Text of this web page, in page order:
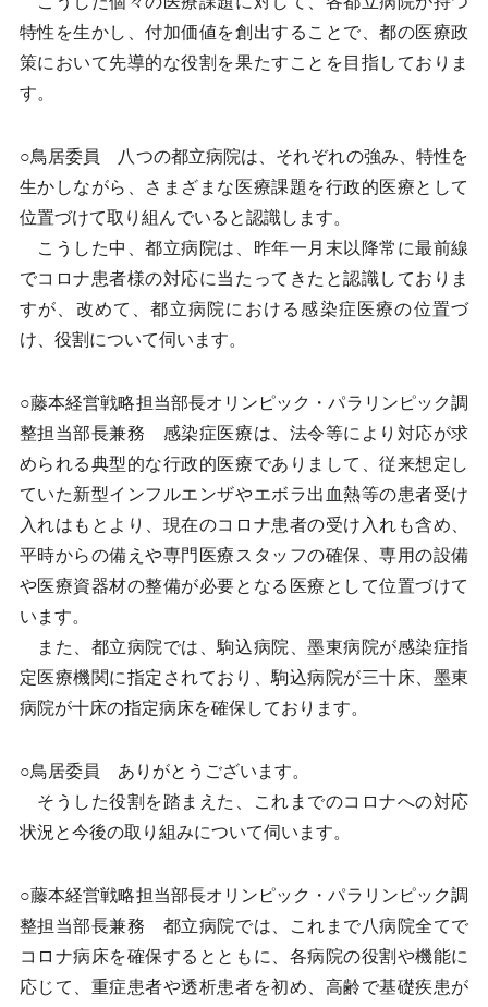
特性を生かし、付加価値を創出することで、都の医療政
策において先導的な役割を果たすことを目指しておりま
す。
○鳥居委員 八つの都立病院は、それぞれの強み、特性を
生かしながら、さまざまな医療課題を行政的医療として
位置づけて取り組んでいると認識します。
こうした中、都立病院は、昨年一月末以降常に最前線
でコロナ患者様の対応に当たってきたと認識しておりま
すが、改めて、都立病院における感染症医療の位置づ
け、役割について伺います。
○藤本経営戦略担当部長オリンピック・パラリンピック調
整担当部長兼務 感染症医療は、法令等により対応が求
められる典型的な行政的医療でありまして、従来想定し
ていた新型インフルエンザやエボラ出血熱等の患者受け
入れはもとより、現在のコロナ患者の受け入れも含め、
平時からの備えや専門医療スタッフの確保、専用の設備
や医療資器材の整備が必要となる医療として位置づけて
います。
また、都立病院では、駒込病院、墨東病院が感染症指
定医療機関に指定されており、駒込病院が三十床、墨東
病院が十床の指定病床を確保しております。
○鳥居委員 ありがとうございます。
そうした役割を踏まえた、これまでのコロナへの対応
状況と今後の取り組みについて伺います。
○藤本経営戦略担当部長オリンピック・パラリンピック調
整担当部長兼務 都立病院では、これまで八病院全てで
コロナ病床を確保するとともに、各病院の役割や機能に
応じて、重症患者や透析患者を初め、高齢で基礎疾患が